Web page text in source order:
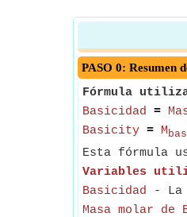
PASO 0: Resumen
Fórmula
Basicidad =
Basicity = M
Esta fórmula
Variables
Basicidad - La
Masa molar de